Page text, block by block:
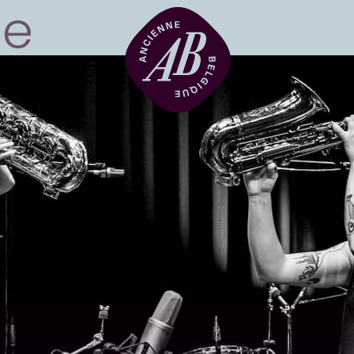
Zaalhuur
BRDCST
ABtv